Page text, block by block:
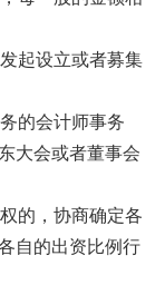
起设立或者募集
的会计师事务
大会或者董事会
的，协商确定各
自的出资比例行